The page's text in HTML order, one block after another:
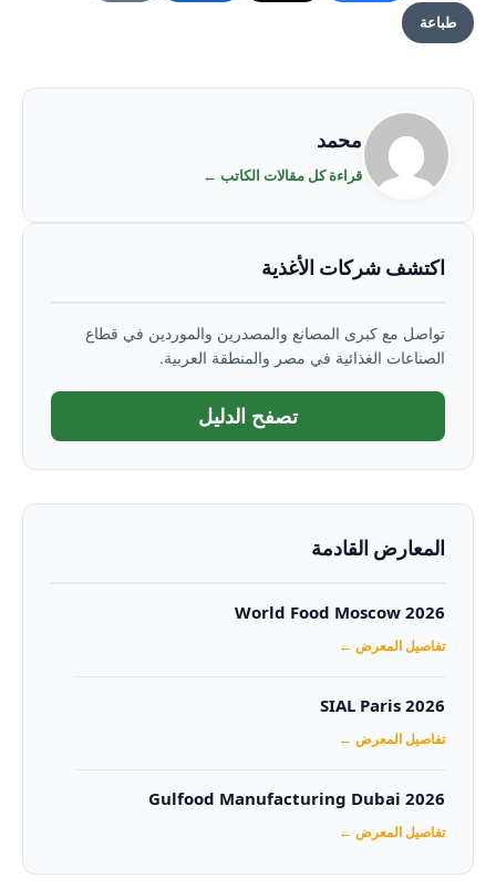
طباعة
محمد
قراءة كل مقالات الكاتب ←
اكتشف شركات الأغذية
تواصل مع كبرى المصانع والمصدرين والموردين في قطاع
الصناعات الغذائية في مصر والمنطقة العربية.
تصفح الدليل
المعارض القادمة
World Food Moscow 2026
تفاصيل المعرض ←
SIAL Paris 2026
تفاصيل المعرض ←
Gulfood Manufacturing Dubai 2026‏
تفاصيل المعرض ←